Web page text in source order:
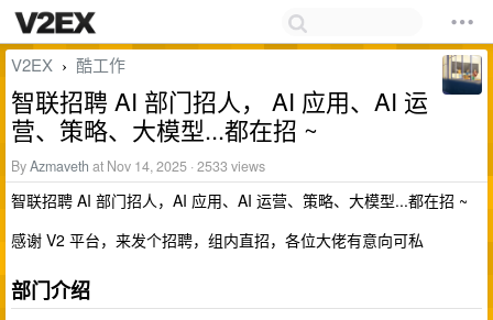
V2EX › 酷工作
智联招聘 AI 部门招人， AI 应用、AI 运
营、策略、大模型...都在招 ~
ByAzmaveth at Nov 14, 2025 · 2533 views
智联招聘 AI 部门招人，AI 应用、AI 运营、策略、大模型...都在招 ~
感谢 V2 平台，来发个招聘，组内直招，各位大佬有意向可私
部门介绍